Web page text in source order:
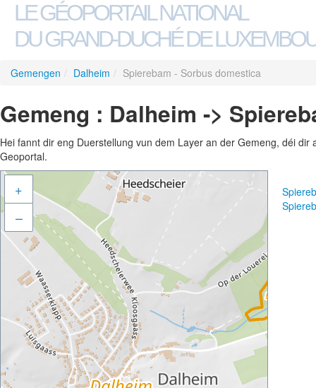
LE GÉOPORTAIL NATIONAL
DU GRAND-DUCHÉ DE
Gemengen / Dalheim / Spierebam - Sorbus domestica
Gemeng : Dalheim ->
Hei fannt dir eng Duerstellung vun dem Layer an der Gemeng, déi
Geoportal.
+
–